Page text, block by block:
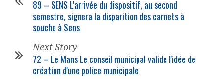
89 – SENS L'arrivée du dispositif, au second
semestre, signera la disparition des carnets à
souche à Sens
Next Story
72 – Le Mans Le conseil municipal valide l'idée de
création d'une police municipale